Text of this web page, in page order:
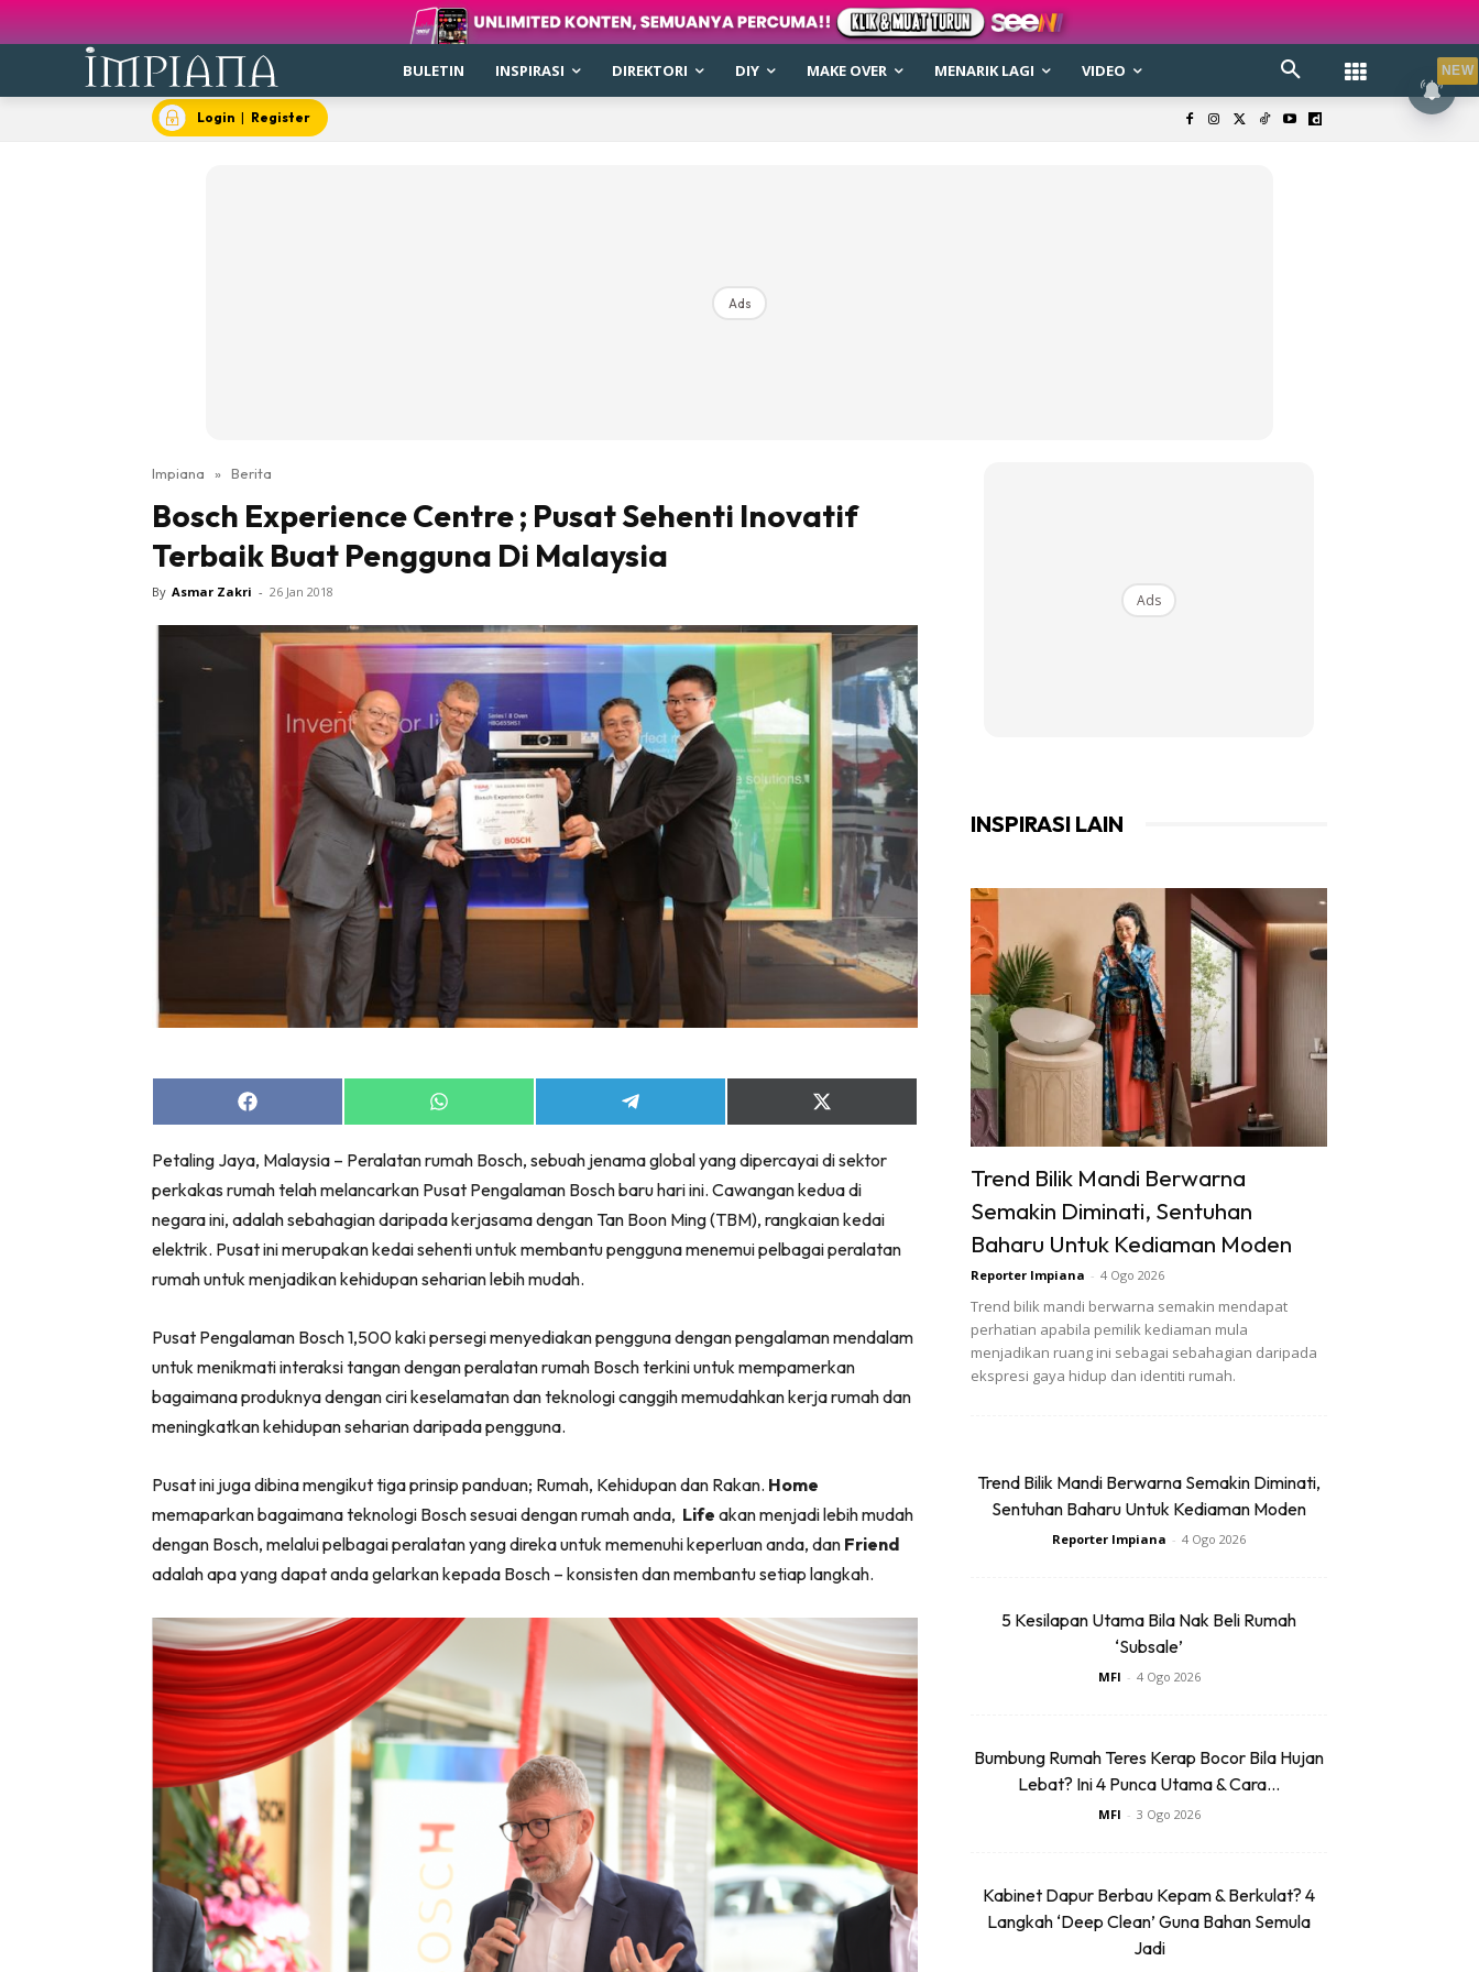
Buletin
Inspirasi
Bilik Air
Bilik Tidur
Ruang Makan
Ruang Tamu
Direktori
Landskap
Dapur
Make Over
Bilik Air
Bilik Tidur
Dapur
Ruang Makan
Ruang Tamu
Menarik Lagi
Impiana Makeover
Makeover Ruang Selebriti
Hotel
High Rise
Landed
Beli Di Mana
Buat Sendiri
Ilham Impiana
Ilham Impiana 360
Ilham Impiana Inspirasi Selebriti
Impiana TV
Casa Impiana
Impiana MakeOver
Lahar Dekor
Sembang Dekor
Sembang Laman
BULETIN INSPIRASI DIREKTORI DIY MAKE OVER MENARIK LAGI VIDEO
Login | Register
Ads
Impiana » Berita
Bosch Experience Centre ; Pusat Sehenti Inovatif
Terbaik Buat Pengguna Di Malaysia
By Asmar Zakri - 26 Jan 2018
Share
on
Share
on
Share
on
Share
on
(Twitter)
Petaling Jaya, Malaysia – Peralatan rumah Bosch, sebuah jenama global yang dipercayai di sektor
perkakas rumah telah melancarkan Pusat Pengalaman Bosch baru hari ini. Cawangan kedua di
negara ini, adalah sebahagian daripada kerjasama dengan Tan Boon Ming (TBM), rangkaian kedai
elektrik. Pusat ini merupakan kedai sehenti untuk membantu pengguna menemui pelbagai peralatan
rumah untuk menjadikan kehidupan seharian lebih mudah.
Pusat Pengalaman Bosch 1,500 kaki persegi menyediakan pengguna dengan pengalaman mendalam
untuk menikmati interaksi tangan dengan peralatan rumah Bosch terkini untuk mempamerkan
bagaimana produknya dengan ciri keselamatan dan teknologi canggih memudahkan kerja rumah dan
meningkatkan kehidupan seharian daripada pengguna.
Pusat ini juga dibina mengikut tiga prinsip panduan; Rumah, Kehidupan dan Rakan. Home
memaparkan bagaimana teknologi Bosch sesuai dengan rumah anda, Life akan menjadi lebih mudah
dengan Bosch, melalui pelbagai peralatan yang direka untuk memenuhi keperluan anda, dan Friend
adalah apa yang dapat anda gelarkan kepada Bosch – konsisten dan membantu setiap langkah.
Ads
INSPIRASI LAIN
Trend Bilik Mandi Berwarna
Semakin Diminati, Sentuhan
Baharu Untuk Kediaman Moden
Reporter Impiana - 4 Ogo 2026
Trend bilik mandi berwarna semakin mendapat
perhatian apabila pemilik kediaman mula
menjadikan ruang ini sebagai sebahagian daripada
ekspresi gaya hidup dan identiti rumah.
Trend Bilik Mandi Berwarna Semakin Diminati,
Sentuhan Baharu Untuk Kediaman Moden
Reporter Impiana - 4 Ogo 2026
5 Kesilapan Utama Bila Nak Beli Rumah
‘Subsale’
MFI - 4 Ogo 2026
Bumbung Rumah Teres Kerap Bocor Bila Hujan
Lebat? Ini 4 Punca Utama & Cara...
MFI - 3 Ogo 2026
Kabinet Dapur Berbau Kepam & Berkulat? 4
Langkah ‘Deep Clean’ Guna Bahan Semula
Jadi
NEW